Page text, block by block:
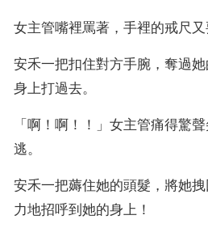
女主管嘴裡罵著，手裡的戒尺
安禾一把扣住對方手腕，奪過
身上打過去。
「啊！啊！！」女主管痛得驚
逃。
安禾一把薅住她的頭髮，將她
力地招呼到她的身上！